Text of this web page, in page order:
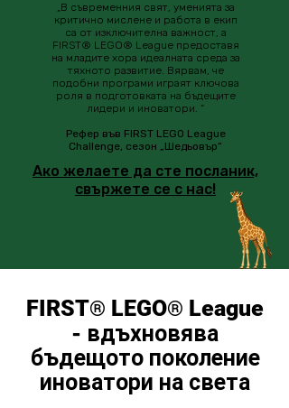
„В съвременния свят, уменията за
критично мислене и работа в екип
са от изключителна важност, а
FIRST® LEGO® League предоставя
на младите хора идеалната среда за
тяхното развитие. Вярвам, че
подобни програми играят ключова
роля в подготовката на бъдещите
лидери и иноватори. “
Рефер във FIRST LEGO League
Challenge, сезон „Шедьовър“
Ако желаете да сте посланик,
свържете се с нас!
FIRST® LEGO® League
- вдъхновява
бъдещото поколение
иноватори на света